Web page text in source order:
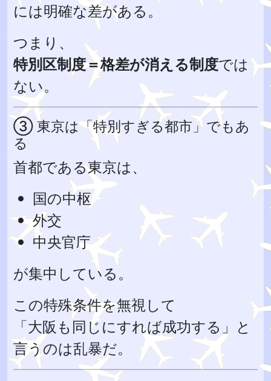
には明確な差がある。
つまり、
特別区制度＝格差が消える制度では
ない。
③ 東京は「特別すぎる都市」でもあ
る
首都である東京は、
国の中枢
外交
中央官庁
が集中している。
この特殊条件を無視して
「大阪も同じにすれば成功する」と
言うのは乱暴だ。